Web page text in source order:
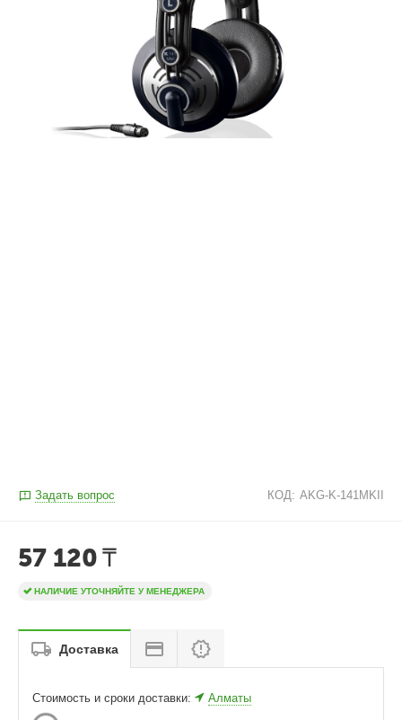
Задать вопрос КОД: AKG-K-141MKII
57 120₸
НАЛИЧИЕ УТОЧНЯЙТЕ У МЕНЕДЖЕРА
Доставка
Стоимость и сроки доставки: Алматы